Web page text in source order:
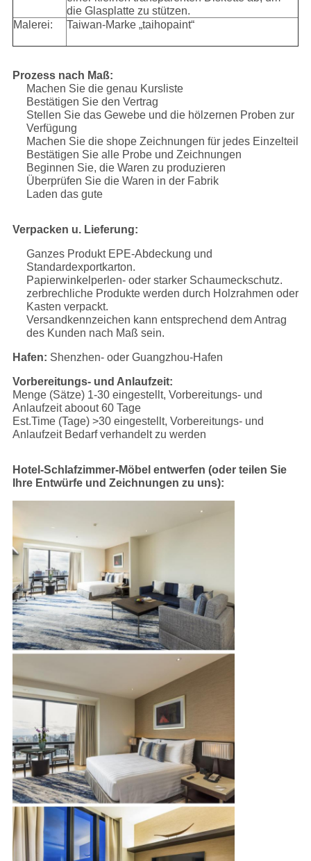
die Glasplatte zu stützen.
Malerei:
Taiwan-Marke „taihopaint“
Prozess nach Maß:
Machen Sie die genau Kursliste
Bestätigen Sie den Vertrag
Stellen Sie das Gewebe und die hölzernen Proben zur
Verfügung
Machen Sie die shope Zeichnungen für jedes Einzelteil
Bestätigen Sie alle Probe und Zeichnungen
Beginnen Sie, die Waren zu produzieren
Überprüfen Sie die Waren in der Fabrik
Laden das gute
Verpacken u. Lieferung:
Ganzes Produkt EPE-Abdeckung und
Standardexportkarton.
Papierwinkelperlen- oder starker Schaumeckschutz.
zerbrechliche Produkte werden durch Holzrahmen oder
Kasten verpackt.
Versandkennzeichen kann entsprechend dem Antrag
des Kunden nach Maß sein.
Hafen: Shenzhen- oder Guangzhou-Hafen
Vorbereitungs- und Anlaufzeit:
Menge (Sätze) 1-30 eingestellt, Vorbereitungs- und
Anlaufzeit aboout 60 Tage
Est.Time (Tage) >30 eingestellt, Vorbereitungs- und
Anlaufzeit Bedarf verhandelt zu werden
Hotel-Schlafzimmer-Möbel entwerfen (oder teilen Sie
Ihre Entwürfe und Zeichnungen zu uns):